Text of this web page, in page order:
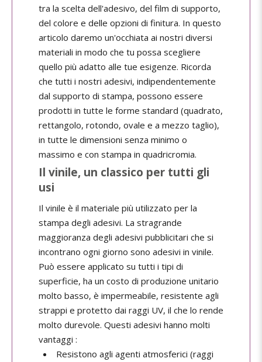
tra la scelta dell'adesivo, del film di supporto,
del colore e delle opzioni di finitura. In questo
articolo daremo un'occhiata ai nostri diversi
materiali in modo che tu possa scegliere
quello più adatto alle tue esigenze. Ricorda
che tutti i nostri adesivi, indipendentemente
dal supporto di stampa, possono essere
prodotti in tutte le forme standard (quadrato,
rettangolo, rotondo, ovale e a mezzo taglio),
in tutte le dimensioni senza minimo o
massimo e con stampa in quadricromia.
Il vinile, un classico per tutti gli
usi
Il vinile è il materiale più utilizzato per la
stampa degli adesivi. La stragrande
maggioranza degli adesivi pubblicitari che si
incontrano ogni giorno sono adesivi in vinile.
Può essere applicato su tutti i tipi di
superficie, ha un costo di produzione unitario
molto basso, è impermeabile, resistente agli
strappi e protetto dai raggi UV, il che lo rende
molto durevole. Questi adesivi hanno molti
vantaggi :
Resistono agli agenti atmosferici (raggi